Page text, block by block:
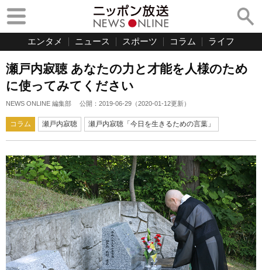
エンタメ ニュース スポーツ コラム ライフ
瀬戸内寂聴 あなたの力と才能を人様のため
に使ってみてください
NEWS ONLINE 編集部 公開： 2019-06-29 （2020-01-12更新）
コラム 瀬戸内寂聴 瀬戸内寂聴「今日を生きるための言葉」